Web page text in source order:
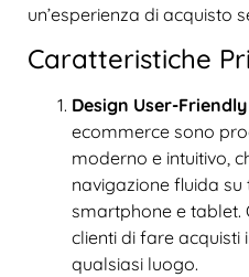
un’esperienza di acquisto
Caratteristiche
Design User-
ecommerce sono
moderno e intuitivo,
navigazione fluida su
smartphone e tablet.
clienti di fare acquisti
qualsiasi luogo.